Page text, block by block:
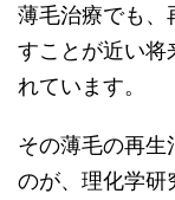
薄毛治療でも、
すことが近い将
れています。
その薄毛の再生
のが、理化学研